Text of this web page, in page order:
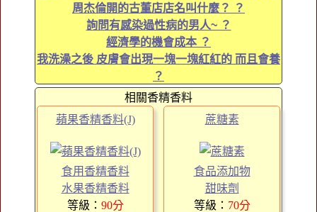
周杰倫開的古董店店名叫什麼？ ？
詢問有感染過性病的男人~ ？
經濟學的機會成本 ？
我洗澡之後 皮膚會出現一塊一塊紅紅的 而且會養
？
相關香精香料
蘋果香精香料(J)
食用香精香料
水果香精香料
等級： 90分
蔗糖素
食品添加物
甜味劑
等級： 70分